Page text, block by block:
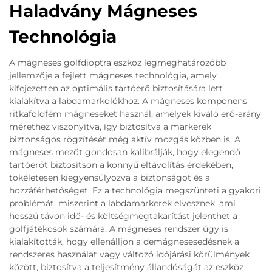
Haladvány Mágneses
Technológia
A mágneses golfdioptra eszköz legmeghatározóbb
jellemzője a fejlett mágneses technológia, amely
kifejezetten az optimális tartóerő biztosítására lett
kialakítva a labdamarkolókhoz. A mágneses komponens
ritkaföldfém mágneseket használ, amelyek kiváló erő-arány
mérethez viszonyítva, így biztosítva a markerek
biztonságos rögzítését még aktív mozgás közben is. A
mágneses mezőt gondosan kalibrálják, hogy elegendő
tartóerőt biztosítson a könnyű eltávolítás érdekében,
tökéletesen kiegyensúlyozva a biztonságot és a
hozzáférhetőséget. Ez a technológia megszünteti a gyakori
problémát, miszerint a labdamarkerek elvesznek, ami
hosszú távon idő- és költségmegtakarítást jelenthet a
golfjátékosok számára. A mágneses rendszer úgy is
kialakították, hogy ellenálljon a demágnesesedésnek a
rendszeres használat vagy változó időjárási körülmények
között, biztosítva a teljesítmény állandóságát az eszköz